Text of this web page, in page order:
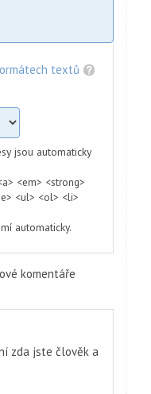
textů
jsou automaticky
<em> <strong>
<ul> <ol> <li>
automaticky.
komentáře
zda jste člověk a